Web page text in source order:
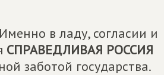
в ладу, согласии и
СПРАВЕДЛИВАЯ РОССИЯ
заботой государства.